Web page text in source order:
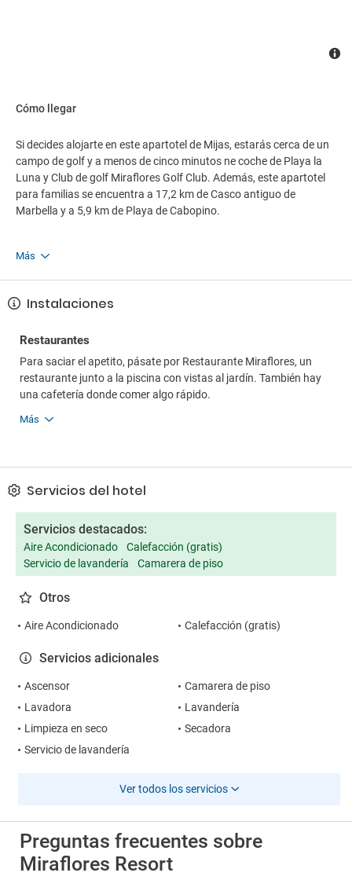
Cómo llegar
Si decides alojarte en este apartotel de Mijas, estarás cerca de un
campo de golf y a menos de cinco minutos ne coche de Playa la
Luna y Club de golf Miraflores Golf Club. Además, este apartotel
para familias se encuentra a 17,2 km de Casco antiguo de
Marbella y a 5,9 km de Playa de Cabopino.
Más
Instalaciones
Restaurantes
Para saciar el apetito, pásate por Restaurante Miraflores, un
restaurante junto a la piscina con vistas al jardín. También hay
una cafetería donde comer algo rápido.
Más
Servicios del hotel
Servicios destacados:
Aire Acondicionado
Calefacción (gratis)
Servicio de lavandería
Camarera de piso
Otros
Aire Acondicionado Calefacción (gratis)
Servicios adicionales
Ascensor
Camarera de piso
Lavadora
Lavandería
Limpieza en seco
Secadora
Servicio de lavandería
Ver todos los servicios
Preguntas frecuentes sobre
Miraflores Resort